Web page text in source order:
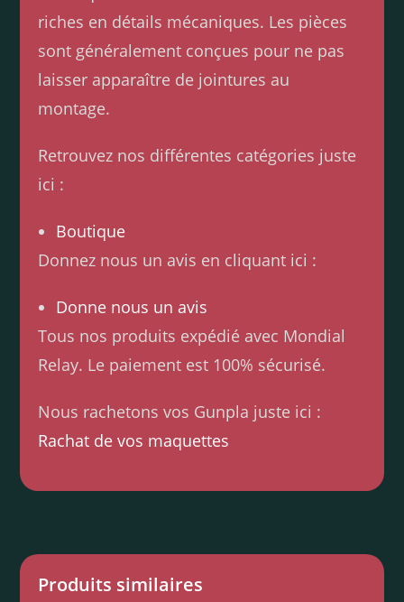
riches en détails mécaniques. Les pièces
sont généralement conçues pour ne pas
laisser apparaître de jointures au
montage.
Retrouvez nos différentes catégories juste
ici :
Boutique
Donnez nous un avis en cliquant ici :
Donne nous un avis
Tous nos produits expédié avec Mondial
Relay. Le paiement est 100% sécurisé.
Nous rachetons vos Gunpla juste ici :
Rachat de vos maquettes
Produits similaires